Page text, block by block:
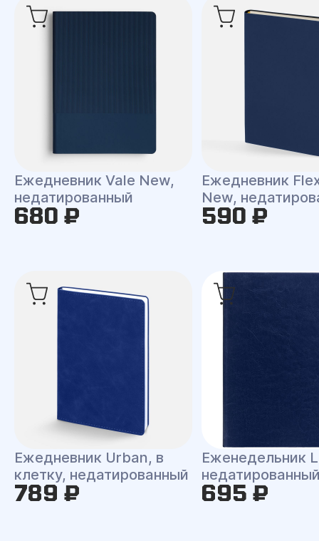
Ежедневник Vale New,
недатированный
680 ₽
Ежедневник
New,
590 ₽
Ежедневник Urban, в
клетку, недатированный
789 ₽
Еженедельник
695 ₽